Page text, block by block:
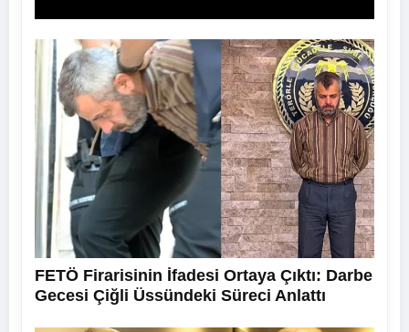
FETÖ Firarisinin İfadesi Ortaya Çıktı: Darbe
Gecesi Çiğli Üssündeki Süreci Anlattı